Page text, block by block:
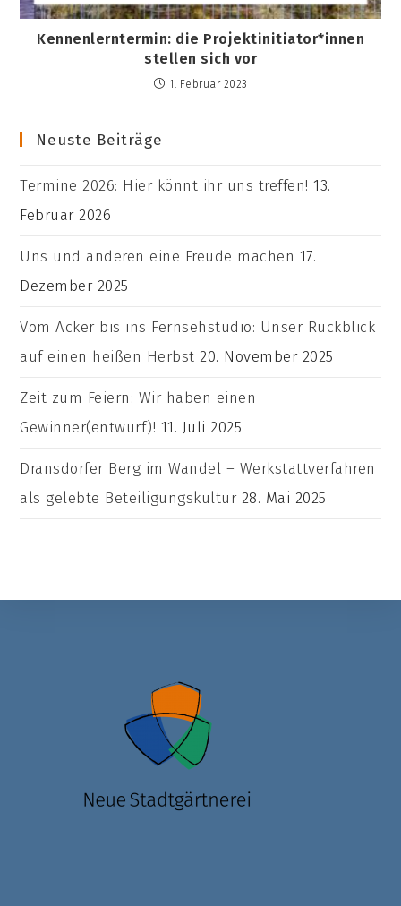
Kennenlerntermin: die Projektinitiator*innen
stellen sich vor
1. Februar 2023
Neuste Beiträge
Termine 2026: Hier könnt ihr uns treffen! 13.
Februar 2026
Uns und anderen eine Freude machen 17.
Dezember 2025
Vom Acker bis ins Fernsehstudio: Unser Rückblick
auf einen heißen Herbst 20. November 2025
Zeit zum Feiern: Wir haben einen
Gewinner(entwurf)! 11. Juli 2025
Dransdorfer Berg im Wandel – Werkstattverfahren
als gelebte Beteiligungskultur 28. Mai 2025